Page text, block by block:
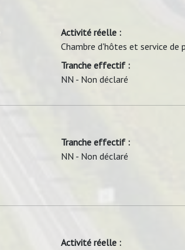
Activité réelle :
Chambre d'hôtes et service de
Tranche effectif :
NN - Non déclaré
Tranche effectif :
NN - Non déclaré
Activité réelle :